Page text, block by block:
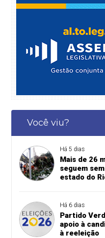
Você viu?
Há 5 dias
Mais de 26
seguem
estado do
Há 6 dias
Partido
apoio à
à reeleição